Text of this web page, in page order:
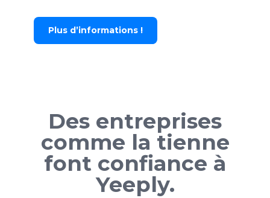
Plus d’informations !
Des entreprises
comme la tienne
font confiance à
Yeeply.